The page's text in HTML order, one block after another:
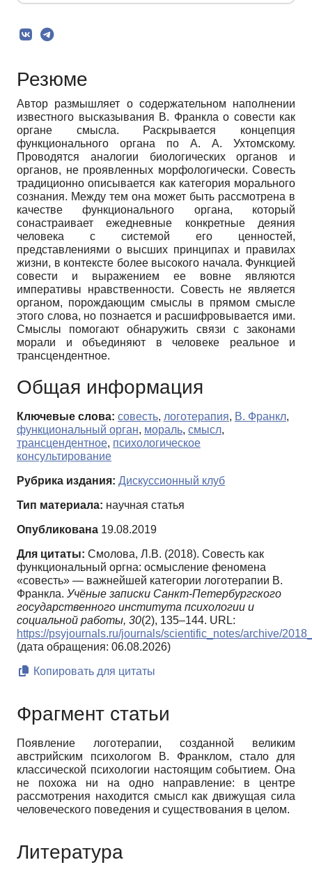
Резюме
Автор размышляет о содержательном наполнении
известного высказывания В. Франкла о совести как
органе смысла. Раскрывается концепция
функционального органа по А. А. Ухтомскому.
Проводятся аналогии биологических органов и
органов, не проявленных морфологически. Совесть
традиционно описывается как категория морального
сознания. Между тем она может быть рассмотрена в
качестве функционального органа, который
сонастраивает ежедневные конкретные деяния
человека с системой его ценностей,
представлениями о высших принципах и правилах
жизни, в контексте более высокого начала. Функцией
совести и выражением ее вовне являются
императивы нравственности. Совесть не является
органом, порождающим смыслы в прямом смысле
этого слова, но познается и расшифровывается ими.
Смыслы помогают обнаружить связи с законами
морали и объединяют в человеке реальное и
трансцендентное.
Общая информация
Ключевые слова: совесть, логотерапия, В. Франкл,
функциональный орган, мораль, смысл,
трансцендентное, психологическое
консультирование
Рубрика издания: Дискуссионный клуб
Тип материала: научная статья
Опубликована 19.08.2019
Для цитаты: Смолова, Л.В. (2018). Совесть как
функциональный оргна: осмысление феномена
«совесть» — важнейшей категории логотерапии В.
Франкла. Учёные записки Санкт-Петербургского
государственного института психологии и
социальной работы, 30(2), 135–144. URL:
https://psyjournals.ru/journals/scientific_notes/archive/
(дата обращения: 06.08.2026)
Копировать для цитаты
Фрагмент статьи
Появление логотерапии, созданной великим
австрийским психологом В. Франклом, стало для
классической психологии настоящим событием. Она
не похожа ни на одно направление: в центре
рассмотрения находится смысл как движущая сила
человеческого поведения и существования в целом.
Литература